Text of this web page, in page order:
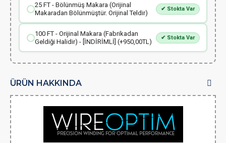
25 FT - Bölünmüş Makara (Orijinal
Makaradan Bölünmüştür. Orijinal Teldir)
✔ Stokta Var
100 FT - Orijinal Makara (Fabrikadan
Geldiği Halidir) - [İNDİRİMLİ] (+950,00TL)
✔ Stokta Var
ÜRÜN HAKKINDA